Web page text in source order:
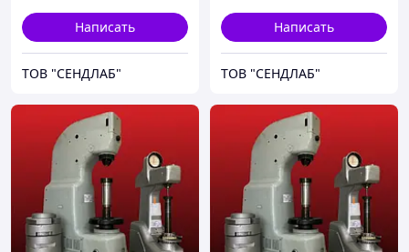
Написать
ТОВ "СЕНДЛАБ"
Написать
ТОВ "СЕНДЛАБ"